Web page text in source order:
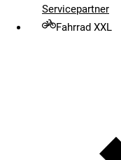
Servicepartner
Fahrrad XXL